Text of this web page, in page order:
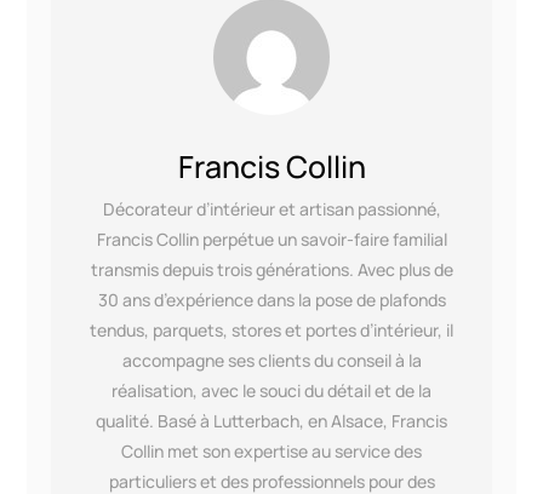
Francis Collin
Décorateur d’intérieur et artisan passionné,
Francis Collin perpétue un savoir-faire familial
transmis depuis trois générations. Avec plus de
30 ans d’expérience dans la pose de plafonds
tendus, parquets, stores et portes d’intérieur, il
accompagne ses clients du conseil à la
réalisation, avec le souci du détail et de la
qualité. Basé à Lutterbach, en Alsace, Francis
Collin met son expertise au service des
particuliers et des professionnels pour des